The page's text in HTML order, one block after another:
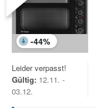
-44%
Leider verpasst!
Gültig: 12.11. -
03.12.